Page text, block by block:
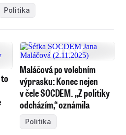
Politika
Maláčová po volebním
výprasku: Konec nejen
v čele SOCDEM. „Z politiky
odcházím,“ oznámila
Politika